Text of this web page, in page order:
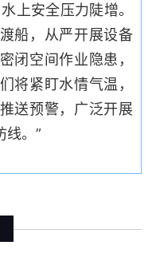
上安全压力陡增。
船，从严开展设备
闭空间作业隐患，
将紧盯水情气温，
送预警，广泛开展
线。”